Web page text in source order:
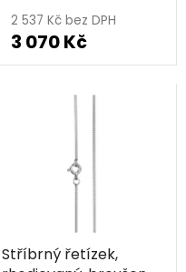
2 537 Kč bez DPH
3 070 Kč
Stříbrný řetízek,